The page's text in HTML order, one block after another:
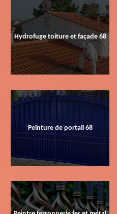
Hydrofuge toiture et façade 68
Peinture de portail 68